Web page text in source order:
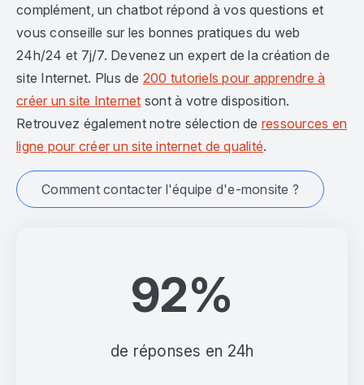
92%
de réponses en 24h
complément, un chatbot répond à vos questions et
vous conseille sur les bonnes pratiques du web
24h/24 et 7j/7. Devenez un expert de la création de
site Internet. Plus de 200 tutoriels pour apprendre à
créer un site Internet sont à votre disposition.
Retrouvez également notre sélection de ressources en
ligne pour créer un site internet de qualité.
Comment contacter l'équipe d'e-monsite ?